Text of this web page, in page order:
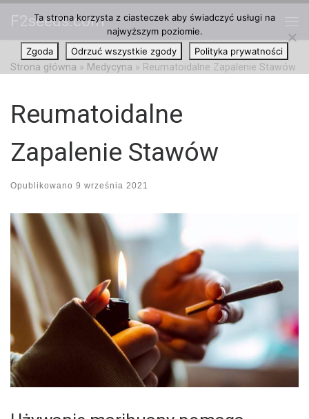
Przejdź do treści
F2seeds.com
Strona główna » Medycyna » Reumatoidalne Zapalenie Stawów
Reumatoidalne
Zapalenie Stawów
Opublikowano 9 września 2021
Ta strona korzysta z ciasteczek aby świadczyć usługi na
najwyższym poziomie.
Zgoda
Odrzuć wszystkie zgody Polityka prywatności